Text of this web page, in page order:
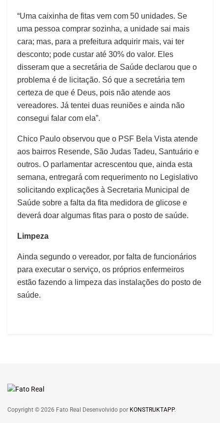
“Uma caixinha de fitas vem com 50 unidades. Se
uma pessoa comprar sozinha, a unidade sai mais
cara; mas, para a prefeitura adquirir mais, vai ter
desconto; pode custar até 30% do valor. Eles
disseram que a secretária de Saúde declarou que o
problema é de licitação. Só que a secretária tem
certeza de que é Deus, pois não atende aos
vereadores. Já tentei duas reuniões e ainda não
consegui falar com ela”.
Chico Paulo observou que o PSF Bela Vista atende
aos bairros Resende, São Judas Tadeu, Santuário e
outros. O parlamentar acrescentou que, ainda esta
semana, entregará com requerimento no Legislativo
solicitando explicações à Secretaria Municipal de
Saúde sobre a falta da fita medidora de glicose e
deverá doar algumas fitas para o posto de saúde.
Limpeza
Ainda segundo o vereador, por falta de funcionários
para executar o serviço, os próprios enfermeiros
estão fazendo a limpeza das instalações do posto de
saúde.
Copyright © 2026 Fato Real Desenvolvido por KONSTRUKTAPP.